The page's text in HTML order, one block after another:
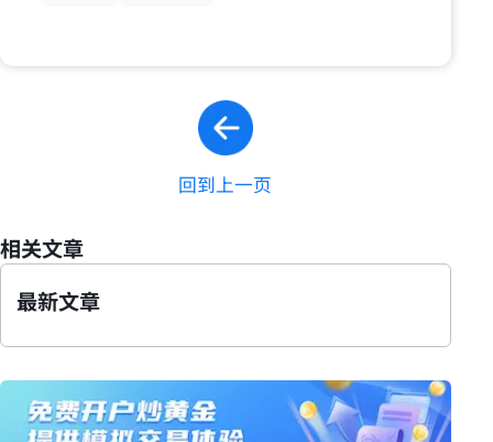
回到上一页
相关文章
最新文章